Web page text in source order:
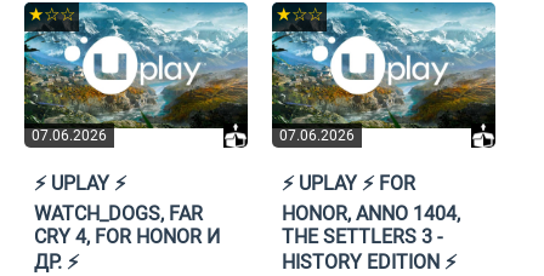
07.06.2026
★☆☆
⚡️ UPLAY ⚡️
WATCH_DOGS, FAR
CRY 4, FOR HONOR И
ДР. ⚡️
07.06.2026
★☆☆
⚡️ UPLAY ⚡️ FOR
HONOR, ANNO 1404,
THE SETTLERS 3 -
HISTORY EDITION ⚡️